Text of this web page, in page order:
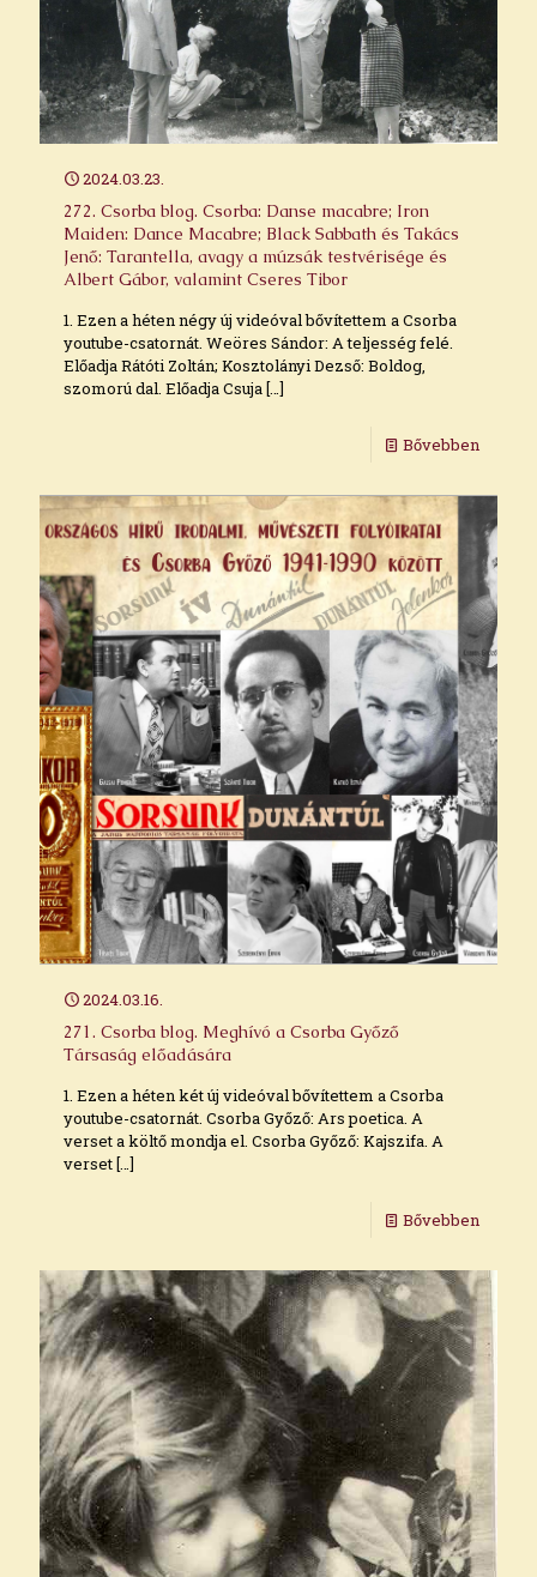
2024.03.23.
272. Csorba blog. Csorba: Danse macabre; Iron
Maiden: Dance Macabre; Black Sabbath és Takács
Jenő: Tarantella, avagy a múzsák testvérisége és
Albert Gábor, valamint Cseres Tibor
1. Ezen a héten négy új videóval bővítettem a Csorba
youtube-csatornát. Weöres Sándor: A teljesség felé.
Előadja Rátóti Zoltán; Kosztolányi Dezső: Boldog,
szomorú dal. Előadja Csuja[…]
Bővebben
2024.03.16.
271. Csorba blog. Meghívó a Csorba Győző
Társaság előadására
1. Ezen a héten két új videóval bővítettem a Csorba
youtube-csatornát. Csorba Győző: Ars poetica. A
verset a költő mondja el. Csorba Győző: Kajszifa. A
verset[…]
Bővebben